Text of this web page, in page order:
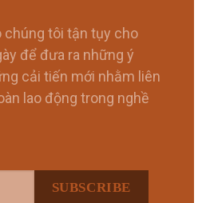
chúng tôi tận tụy cho
để đưa ra những ý
cải tiến mới nhằm liên
lao động trong nghề